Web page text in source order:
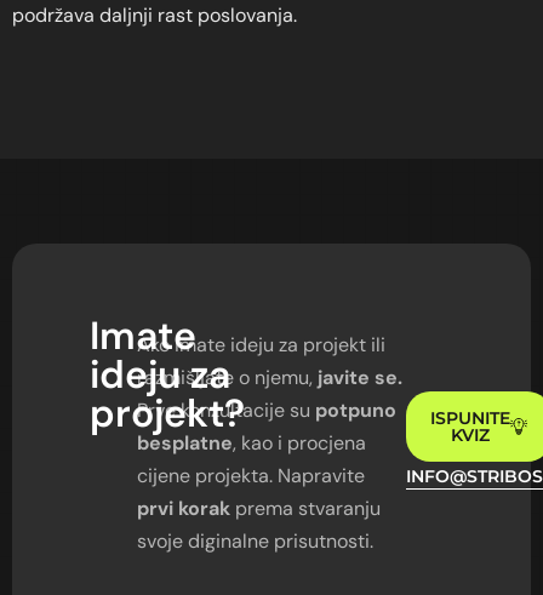
podržava daljnji rast poslovanja.
Imate
idejuza
projekt?
Ako imate ideju za projekt ili
razmišljate o njemu, javite se.
Prve konzultacije su potpuno
besplatne, kao i procjena
cijene projekta. Napravite
prvi korak prema stvaranju
svoje diginalne prisutnosti.
ISPUNITE
KVIZ